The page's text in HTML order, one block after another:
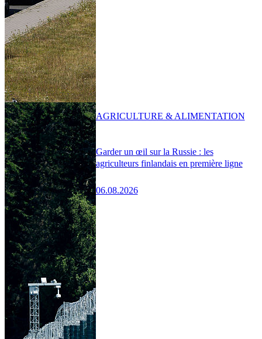
Garder un œil sur la Russie : les
agriculteurs finlandais en première ligne
06.08.2026
AGRICULTURE & ALIMENTATION